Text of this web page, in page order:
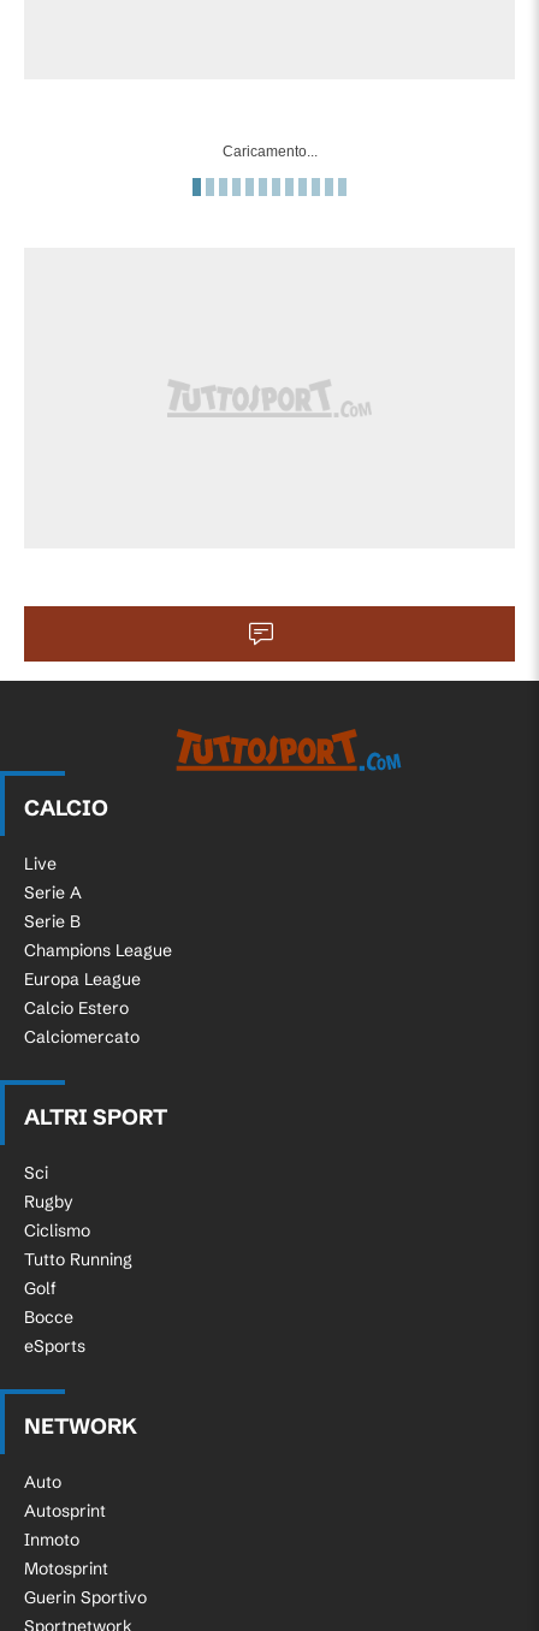
Caricamento...
CALCIO
Live
Serie A
Serie B
Champions League
Europa League
Calcio Estero
Calciomercato
ALTRI SPORT
Sci
Rugby
Ciclismo
Tutto Running
Golf
Bocce
eSports
NETWORK
Auto
Autosprint
Inmoto
Motosprint
Guerin Sportivo
Sportnetwork